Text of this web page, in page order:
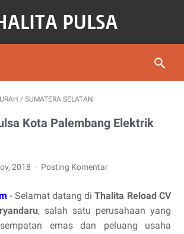
/ SUMATERA SELATAN
Kota Palembang Elektrik
2018 Posting Komentar
- Selamat datang diThalita Reload CV
, salah satu perusahaan yang
emas dan peluang usaha